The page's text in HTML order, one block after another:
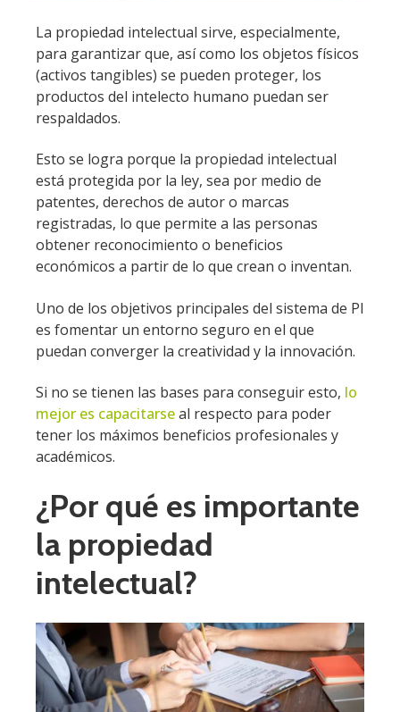
La propiedad intelectual sirve, especialmente,
para garantizar que, así como los objetos físicos
(activos tangibles) se pueden proteger, los
productos del intelecto humano puedan ser
respaldados.
Esto se logra porque la propiedad intelectual
está protegida por la ley, sea por medio de
patentes, derechos de autor o marcas
registradas, lo que permite a las personas
obtener reconocimiento o beneficios
económicos a partir de lo que crean o inventan.
Uno de los objetivos principales del sistema de PI
es fomentar un entorno seguro en el que
puedan converger la creatividad y la innovación.
Si no se tienen las bases para conseguir esto, lo
mejor es capacitarseal respecto para poder
tener los máximos beneficios profesionales y
académicos.
¿Por qué es importante
la propiedad
intelectual?